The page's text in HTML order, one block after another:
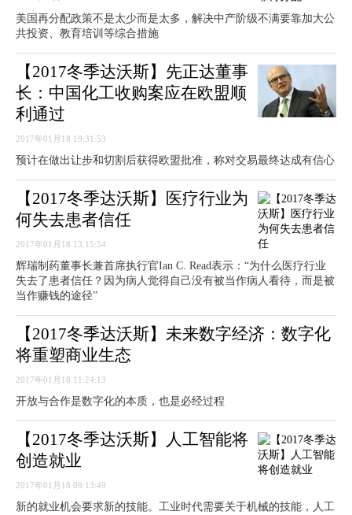
美国再分配政策不是太少而是太多，解决中产阶级不满要靠加大公
共投资、教育培训等综合措施
【2017冬季达沃斯】先正达董事
长：中国化工收购案应在欧盟顺
利通过
2017年01月18 19:31:53
预计在做出让步和切割后获得欧盟批准，称对交易最终达成有信心
【2017冬季达沃斯】医疗行业为
何失去患者信任
2017年01月18 13:15:54
辉瑞制药董事长兼首席执行官Ian C. Read表示：“为什么医疗行业
失去了患者信任？因为病人觉得自己没有被当作病人看待，而是被
当作赚钱的途径”
【2017冬季达沃斯】未来数字经济：数字化
将重塑商业生态
2017年01月18 11:24:13
开放与合作是数字化的本质，也是必经过程
【2017冬季达沃斯】人工智能将
创造就业
2017年01月18 09:13:49
新的就业机会要求新的技能。工业时代需要关于机械的技能，人工